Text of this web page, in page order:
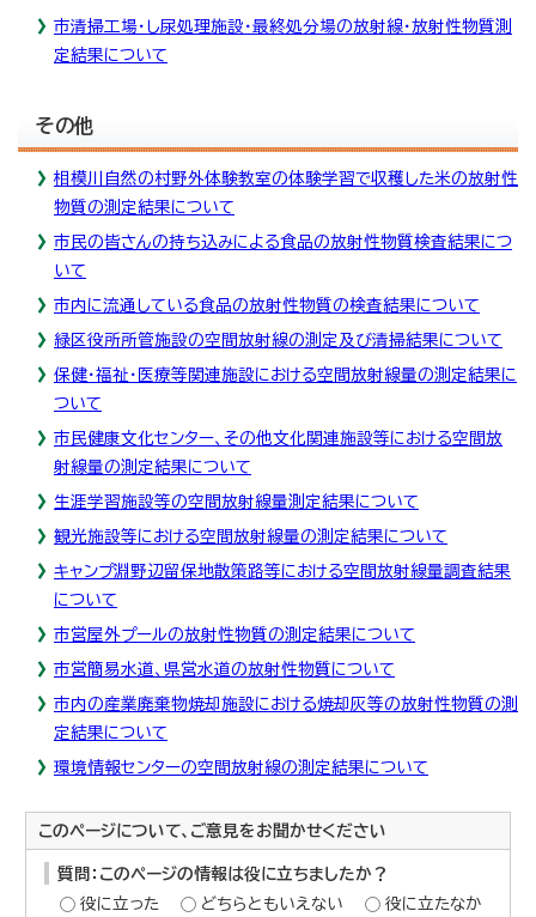
市清掃工場・し尿処理施設・最終処分場の放射線・放射性物質測
定結果について
その他
相模川自然の村野外体験教室の体験学習で収穫した米の放射性
物質の測定結果について
市民の皆さんの持ち込みによる食品の放射性物質検査結果につ
いて
市内に流通している食品の放射性物質の検査結果について
緑区役所所管施設の空間放射線の測定及び清掃結果について
保健・福祉・医療等関連施設における空間放射線量の測定結果に
ついて
市民健康文化センター、その他文化関連施設等における空間放
射線量の測定結果について
生涯学習施設等の空間放射線量測定結果について
観光施設等における空間放射線量の測定結果について
キャンプ淵野辺留保地散策路等における空間放射線量調査結果
について
市営屋外プールの放射性物質の測定結果について
市営簡易水道、県営水道の放射性物質について
市内の産業廃棄物焼却施設における焼却灰等の放射性物質の測
定結果について
環境情報センターの空間放射線の測定結果について
このページについて、ご意見をお聞かせください
質問：このページの情報は役に立ちましたか？
役に立った
どちらともいえない
役に立たなか